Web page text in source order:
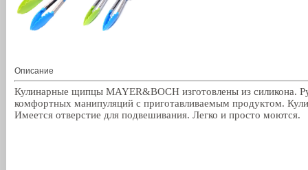
Описание
Кулинарные щипцы MAYER&BOCH изготовлены из силикона.
комфортных манипуляций с приготавливаемым продуктом.
Имеется отверстие для подвешивания. Легко и просто моются.